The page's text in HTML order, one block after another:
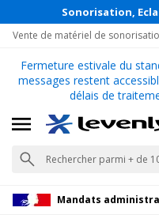
Sonorisation,
Vente de matériel de
Fermeture estivale du
messages restent
délais de
Mandats